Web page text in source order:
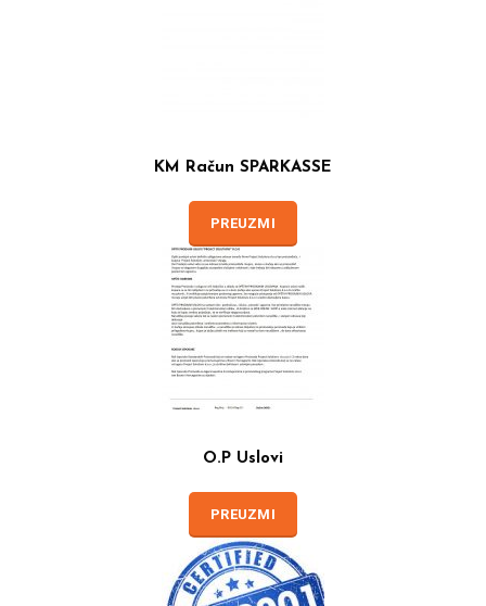
KM Račun SPARKASSE
PREUZMI
O.P Uslovi
PREUZMI